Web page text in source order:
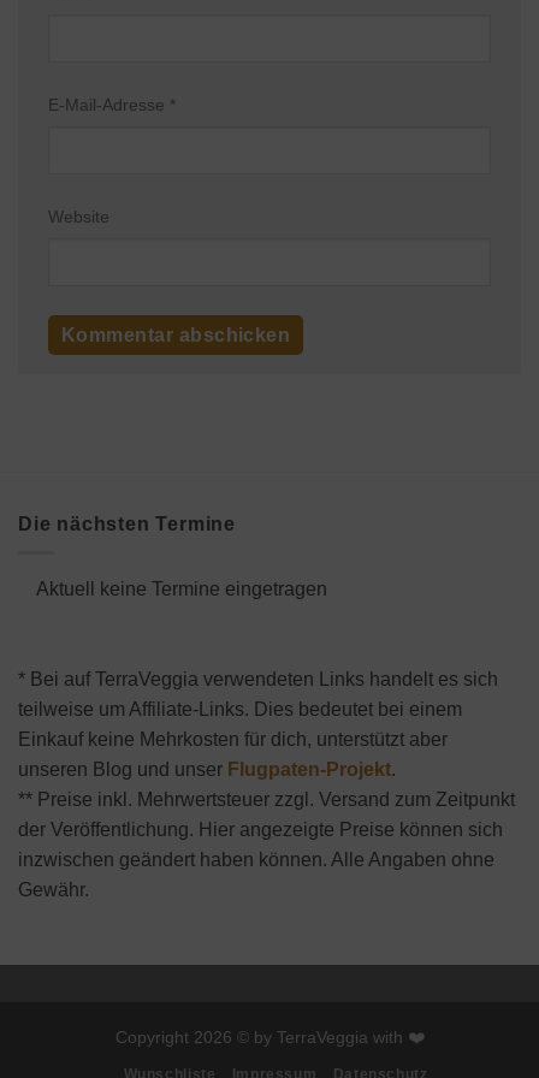
E-Mail-Adresse *
Website
Die nächsten Termine
Aktuell keine Termine eingetragen
* Bei auf TerraVeggia verwendeten Links handelt es sich
teilweise um Affiliate-Links. Dies bedeutet bei einem
Einkauf keine Mehrkosten für dich, unterstützt aber
unseren Blog und unser Flugpaten-Projekt.
** Preise inkl. Mehrwertsteuer zzgl. Versand zum Zeitpunkt
der Veröffentlichung. Hier angezeigte Preise können sich
inzwischen geändert haben können. Alle Angaben ohne
Gewähr.
Copyright 2026 © by TerraVeggia with ❤️
Wunschliste Impressum Datenschutz